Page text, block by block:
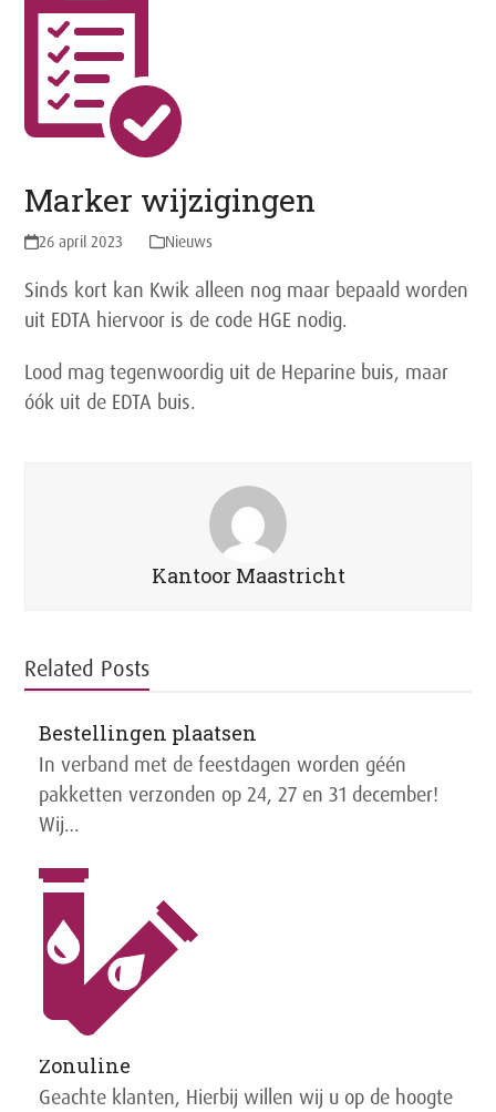
Marker wijzigingen
26 april 2023 Nieuws
Sinds kort kan Kwik alleen nog maar bepaald worden
uit EDTA hiervoor is de code HGE nodig.
Lood mag tegenwoordig uit de Heparine buis, maar
óók uit de EDTA buis.
Kantoor Maastricht
Related Posts
Bestellingen plaatsen
In verband met de feestdagen worden géén
pakketten verzonden op 24, 27 en 31 december!
Wij…
Zonuline
Geachte klanten, Hierbij willen wij u op de hoogte